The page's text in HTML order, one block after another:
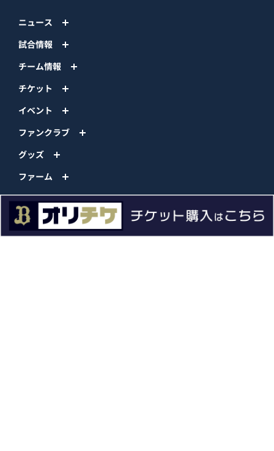
ニュース
試合情報
チーム情報
チケット
イベント
ファンクラブ
グッズ
ファーム
エンタメ
スタジアム